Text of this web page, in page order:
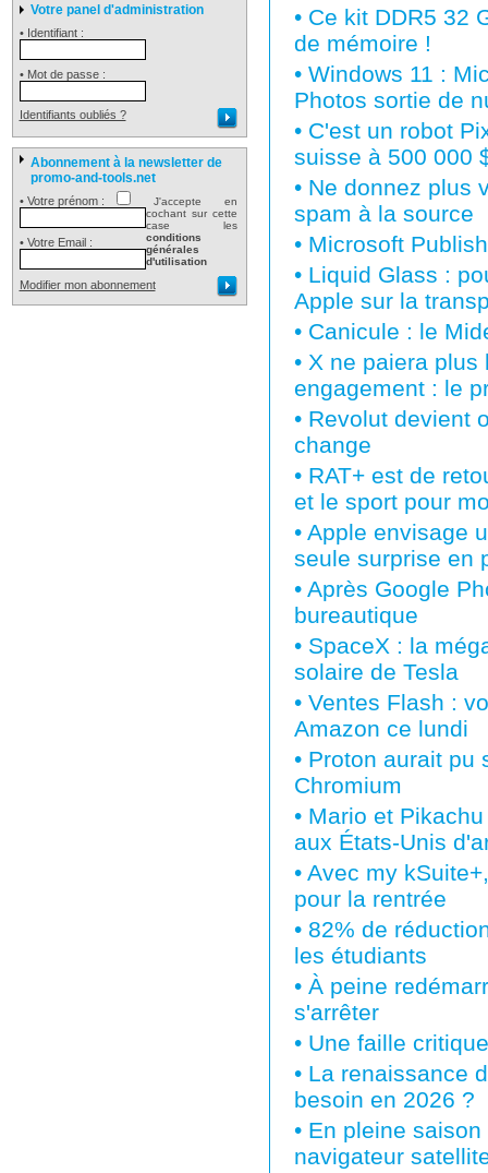
Votre panel d'administration
• Identifiant :
• Mot de passe :
Identifiants oubliés ?
Abonnement à la newsletter de
promo-and-tools.net
• Votre prénom :
• Votre Email :
J'accepte en
cochant sur cette
case les
conditions
générales
d'utilisation
Modifier mon abonnement
• Ce kit DDR5 32
de mémoire !
• Windows 11 :
Photos sortie de
• C'est un robot
suisse à 500 000
• Ne donnez plus
spam à la source
• Microsoft
• Liquid Glass :
Apple sur la
• Canicule : le
• X ne paiera plus
engagement : le
• Revolut devient
change
• RAT+ est de
et le sport pour
• Apple envisage
seule surprise en
• Après Google
bureautique
• SpaceX : la
solaire de Tesla
• Ventes Flash :
Amazon ce lundi
• Proton aurait pu
Chromium
• Mario et
aux États-Unis
• Avec my
pour la rentrée
• 82% de
les étudiants
• À peine
s'arrêter
• Une faille
• La renaissance
besoin en 2026 ?
• En pleine
navigateur